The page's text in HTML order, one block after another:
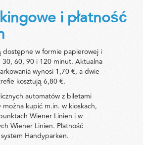
i płatność
dostępne w formie papierowej i
60, 90 i 120 minut. Aktualna
wynosi 1,70 €, a dwie
kosztują 6,80 €.
automatów z biletami
kupić m.in. w kioskach,
Wiener Linien i w
Wiener Linien. Płatność
Handyparken.